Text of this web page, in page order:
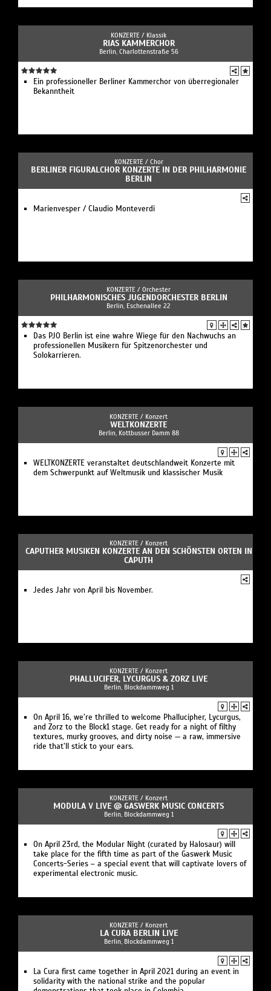
KONZERTE / Klassik
RIAS KAMMERCHOR
Berlin, Charlottenstraße 56
Ein professioneller Berliner Kammerchor von überregionaler
Bekanntheit
KONZERTE / Chor
BERLINER FIGURALCHOR KONZERTE IN DER PHILHARMONIE
BERLIN
Marienvesper / Claudio Monteverdi
KONZERTE / Orchester
PHILHARMONISCHES JUGENDORCHESTER BERLIN
Berlin, Eschenallee 22
Das PJO Berlin ist eine wahre Wiege für den Nachwuchs an
professionellen Musikern für Spitzenorchester und
Solokarrieren.
KONZERTE / Konzert
WELTKONZERTE
Berlin, Kottbusser Damm 88
WELTKONZERTE veranstaltet deutschlandweit Konzerte mit
dem Schwerpunkt auf Weltmusik und klassischer Musik
KONZERTE / Konzert
CAPUTHER MUSIKEN KONZERTE AN DEN SCHÖNSTEN ORTEN IN
CAPUTH
Jedes Jahr von April bis November.
KONZERTE / Konzert
PHALLUCIFER, LYCURGUS & ZORZ LIVE
Berlin, Blockdammweg 1
On April 16, we’re thrilled to welcome Phallucipher, Lycurgus,
and Zorz to the Block1 stage. Get ready for a night of filthy
textures, murky grooves, and dirty noise — a raw, immersive
ride that’ll stick to your ears.
KONZERTE / Konzert
MODULA V LIVE @ GASWERK MUSIC CONCERTS
Berlin, Blockdammweg 1
On April 23rd, the Modular Night (curated by Halosaur) will
take place for the fifth time as part of the Gaswerk Music
Concerts-Series – a special event that will captivate lovers of
experimental electronic music.
KONZERTE / Konzert
LA CURA BERLIN LIVE
Berlin, Blockdammweg 1
La Cura first came together in April 2021 during an event in
solidarity with the national strike and the popular